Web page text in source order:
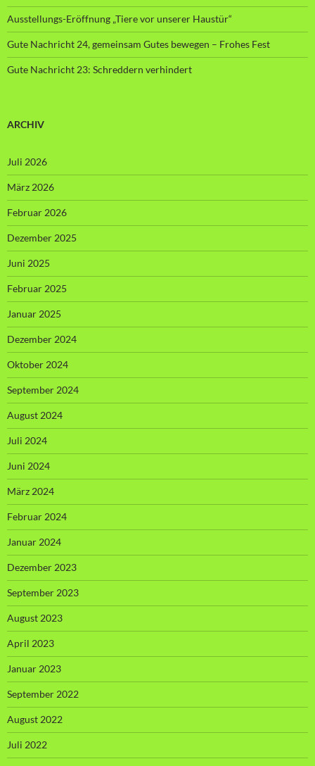
Ausstellungs-Eröffnung „Tiere vor unserer Haustür“
Gute Nachricht 24, gemeinsam Gutes bewegen – Frohes Fest
Gute Nachricht 23: Schreddern verhindert
ARCHIV
Juli 2026
März 2026
Februar 2026
Dezember 2025
Juni 2025
Februar 2025
Januar 2025
Dezember 2024
Oktober 2024
September 2024
August 2024
Juli 2024
Juni 2024
März 2024
Februar 2024
Januar 2024
Dezember 2023
September 2023
August 2023
April 2023
Januar 2023
September 2022
August 2022
Juli 2022